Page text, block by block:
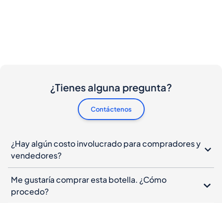
¿Tienes alguna pregunta?
Contáctenos
¿Hay algún costo involucrado para compradores y
vendedores?
Me gustaría comprar esta botella. ¿Cómo
procedo?